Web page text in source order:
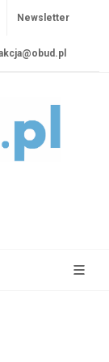
Newsletter